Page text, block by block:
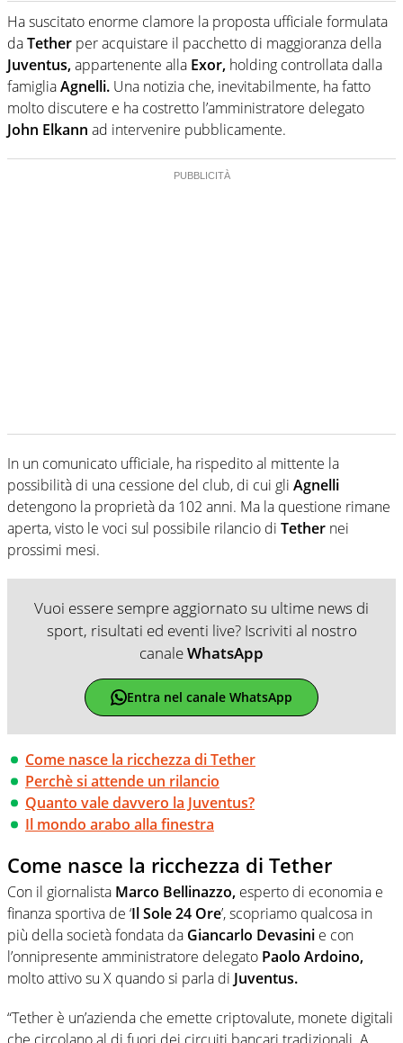
appassionato su tutto il mondo dello sport. Calcio,
calciomercato, F1, Motomondiale ma anche tennis,
volley, basket: su Virgilio Sport i tifosi e gli appassionati
sanno che troveranno sempre copertura completa e
zero faziosità. La squadra di Virgilio Sport è formata da
giornalisti ed esperti di sport abili sia nel gioco di
rimessa quando intercettano le notizie e le rilanciano
verso la rete, sia nella costruzione dal basso quando
Ha suscitato enorme clamore la proposta ufficiale formulata
daTether per acquistare il pacchetto di maggioranza della
Juventus,appartenente alla Exor, holding controllata dalla
famigliaAgnelli. Una notizia che, inevitabilmente, ha fatto
molto discutere e ha costretto l’amministratore delegato
John Elkann ad intervenire pubblicamente.
In un comunicato ufficiale, ha rispedito al mittente la
possibilità di una cessione del club, di cui gli Agnelli
detengono la proprietà da 102 anni. Ma la questione rimane
aperta, visto le voci sul possibile rilancio di Tether nei
prossimi mesi.
Vuoi essere sempre aggiornato su ultime news di
sport, risultati ed eventi live? Iscriviti al nostro
canaleWhatsApp
Entra nel canale WhatsApp
Come nasce la ricchezza di Tether
Perchè si attende un rilancio
Quanto vale davvero la Juventus?
Il mondo arabo alla finestra
Come nasce la ricchezza di Tether
Con il giornalista Marco Bellinazzo, esperto di economia e
finanza sportiva de ‘Il Sole 24 Ore’, scopriamo qualcosa in
più della società fondata da Giancarlo Devasini e con
l’onnipresente amministratore delegato Paolo Ardoino,
molto attivo su X quando si parla di Juventus.
“Tether è un’azienda che emette criptovalute, monete digitali